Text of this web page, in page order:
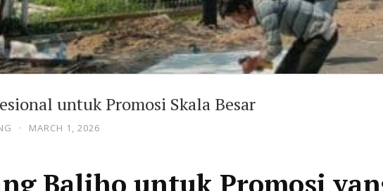
untuk Promosi Skala Besar
· MARCH 1, 2026